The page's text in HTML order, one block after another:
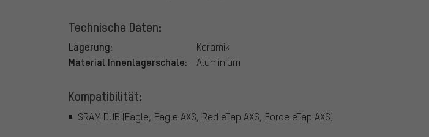
Technische Daten:
Lagerung: Keramik
Material Innenlagerschale: Aluminium
Kompatibilität:
SRAM DUB (Eagle, Eagle AXS, Red eTap AXS, Force eTap AXS)